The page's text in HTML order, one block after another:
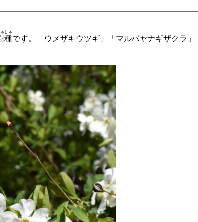
種
ゅしゅ
です。「ウメザキウツギ」「マルバヤナギザクラ」